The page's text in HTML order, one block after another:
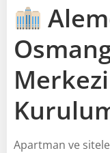
Apartman ve